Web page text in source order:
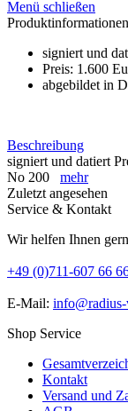
Menü schließen
signiert und
Preis: 1.600
abgebildet in
Beschreibung
signiert und datiert
No 200 mehr
Zuletzt angesehen
Service & Kontakt
Wir helfen Ihnen
+49 (0)711-607 66
E-Mail:
Shop Service
Kontakt
Versand und